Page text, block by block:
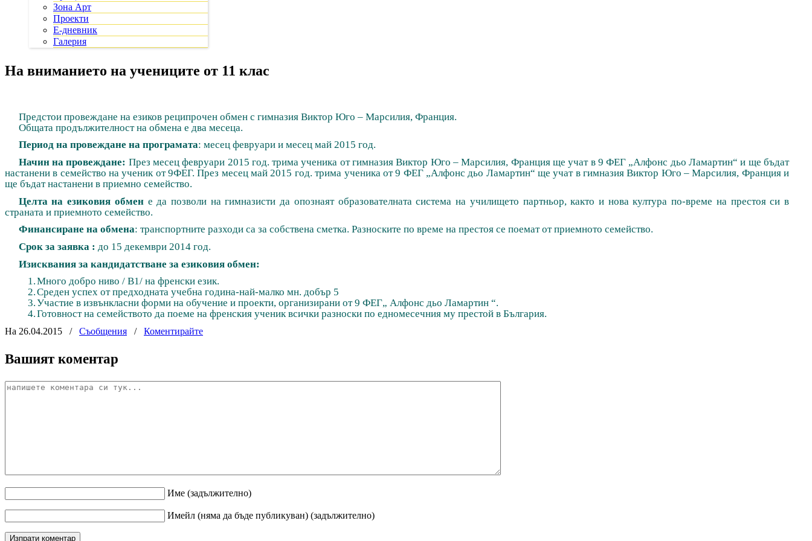
Зона Арт
Проекти
Е-дневник
Галерия
На вниманието на учениците от 11 клас
Предстои провеждане на езиков реципрочен обмен с гимназия Виктор Юго – Марсилия, Франция.
Общата продължителност на обмена е два месеца.
Период на провеждане на програмата: месец февруари и месец май 2015 год.
Начин на провеждане: През месец февруари 2015 год. трима ученика от гимназия Виктор Юго – Марсилия, Франция ще учат в 9 ФЕГ „Алфонс дьо Ламартин“ и ще бъдат
настанени в семейство на ученик от 9ФЕГ. През месец май 2015 год. трима ученика от 9 ФЕГ „Алфонс дьо Ламартин“ ще учат в гимназия Виктор Юго – Марсилия, Франция и
ще бъдат настанени в приемно семейство.
Целта наезиковия обмене да позволи на гимназисти да опознаят образователната система на училището партньор, както и нова култура по-време на престоя си в
страната и приемното семейство.
Финансиране на обмена: транспортните разходи са за собствена сметка. Разноските по време на престоя се поемат от приемното семейство.
Срок за заявка : до 15 декември 2014 год.
Изисквания за кандидатстване за езиковия обмен:
1.Много добро ниво / В1/ на френски език.
2.Среден успех от предходната учебна година-най-малко мн. добър 5
3.Участие в извънкласни форми на обучение и проекти, организирани от 9 ФЕГ„ Алфонс дьо Ламартин “.
4.Готовност на семейството да поеме на френския ученик всички разноски по едномесечния му престой в България.
На 26.04.2015 / Съобщения / Коментирайте
Вашият коментар
Име (задължително)
Имейл (няма да бъде публикуван) (задължително)